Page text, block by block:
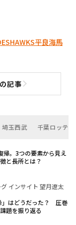
HAWKS平良海馬
記事
次の記事へ
埼玉西武 千葉ロッテ
。3つの要素から見え
と長所とは？
インサイト 望月遼太
」はどうだった？ 圧巻
題を振り返る